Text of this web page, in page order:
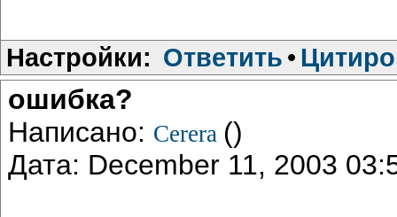
Настройки: Ответить •
ошибка?
Написано: Cerera ()
Дата: December 11, 2003